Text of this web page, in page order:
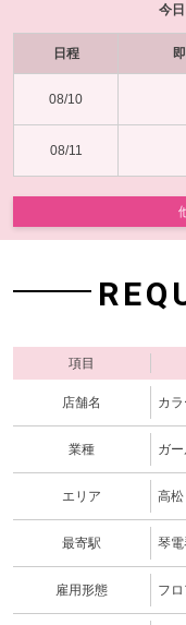
今
日程
08/10
08/11
項目
店舗名 カラ
業種 ガ
エリア 高松
最寄駅 琴
雇用形態 フ